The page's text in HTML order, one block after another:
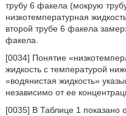
трубу 6 факела (мокрую
низкотемпературная
второй трубе 6 факела
факела.
[0034] Понятие
жидкость с температурой
«водянистая жидкость»
независимо от ее
[0035] В Таблице 1 показано